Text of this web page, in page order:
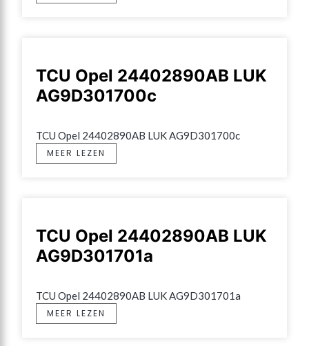
TCU Opel 24402890AB LUK
AG9D301700c
TCU Opel 24402890AB LUK AG9D301700c
MEER LEZEN
TCU Opel 24402890AB LUK
AG9D301701a
TCU Opel 24402890AB LUK AG9D301701a
MEER LEZEN